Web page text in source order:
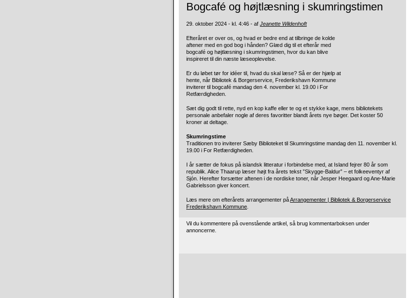
Bogcafé og højtlæsning i skumringstimen
29. oktober 2024 - kl. 4:46 - af Jeanette Wildenhoft
Efteråret er over os, og hvad er bedre end at tilbringe de kolde
aftener med en god bog i hånden? Glæd dig til et efterår med
bogcafé og højtlæsning i skumringstimen, hvor du kan blive
inspireret til din næste læseoplevelse.
Er du løbet tør for idéer til, hvad du skal læse? Så er der hjælp at
hente, når Bibliotek & Borgerservice, Frederikshavn Kommune
inviterer til bogcafé mandag den 4. november kl. 19.00 i For
Retfærdigheden.
Sæt dig godt til rette, nyd en kop kaffe eller te og et stykke kage, mens bibliotekets
personale anbefaler nogle af deres favoritter blandt årets nye bøger. Det koster 50
kroner at deltage.
Skumringstime
Traditionen tro inviterer Sæby Biblioteket til Skumringstime mandag den 11. november kl.
19.00 i For Retfærdigheden.
I år sætter de fokus på islandsk litteratur i forbindelse med, at Island fejrer 80 år som
republik. Alice Thaarup læser højt fra årets tekst ”Skygge-Baldur” – et folkeeventyr af
Sjón. Herefter forsætter aftenen i de nordiske toner, når Jesper Heegaard og Ane-Marie
Gabrielsson giver koncert.
Læs mere om efterårets arrangementer påArrangementer | Bibliotek & Borgerservice
Frederikshavn Kommune
Vil du kommentere på ovenstående artikel, så brug kommentarboksen under
annoncerne.